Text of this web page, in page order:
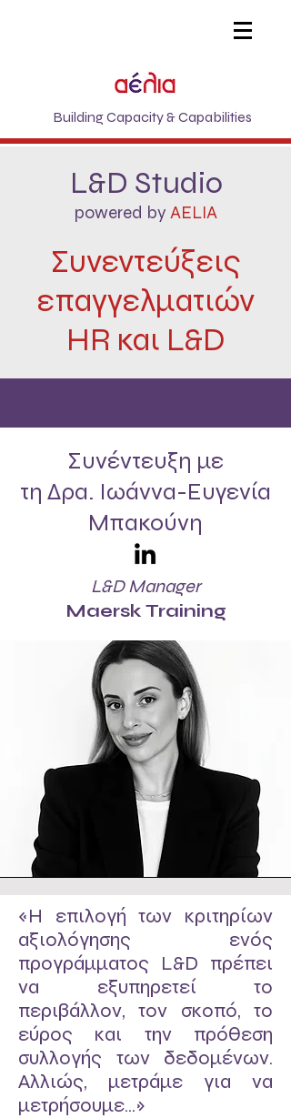
Building Capacity & Capabilities
L&D Studio
powered by AELIA
Συνεντεύξεις
επαγγελματιών
HR και L&D
Συνέντευξη με
τη Δρα. Ιωάννα-Ευγενία
Μπακούνη
L&D Manager
Maersk Training
«Η επιλογή των κριτηρίων
αξιολόγησης ενός
προγράμματος L&D πρέπει
να εξυπηρετεί το
περιβάλλον, τον σκοπό, το
εύρος και την πρόθεση
συλλογής των δεδομένων.
Αλλιώς, μετράμε για να
μετρήσουμε...»